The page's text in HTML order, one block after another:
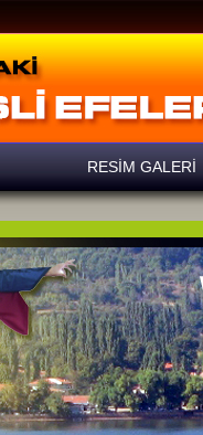
RESİM GALERİ